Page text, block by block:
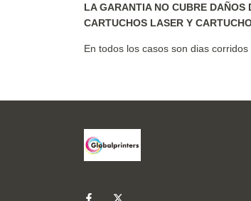
LA GARANTIA NO CUBRE DAÑOS
CARTUCHOS LASER Y
En todos los casos son dias